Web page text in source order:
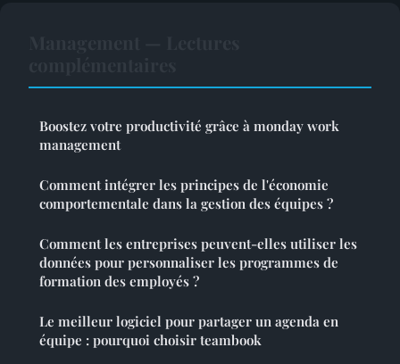
Boostez votre productivité grâce à monday work
management
Comment intégrer les principes de l'économie
comportementale dans la gestion des équipes ?
Comment les entreprises peuvent-elles utiliser les
données pour personnaliser les programmes de
formation des employés ?
Le meilleur logiciel pour partager un agenda en
équipe : pourquoi choisir teambook